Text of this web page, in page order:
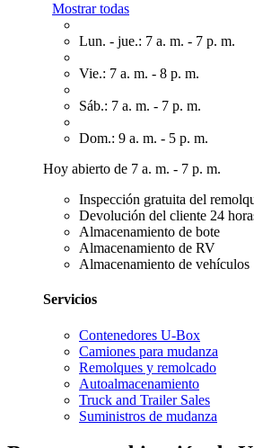
Mostrar todas
Lun. - jue.: 7 a. m. - 7 p. m.
Vie.: 7 a. m. - 8 p. m.
Sáb.: 7 a. m. - 7 p. m.
Dom.: 9 a. m. - 5 p. m.
Hoy abierto de 7 a. m. - 7 p. m.
Inspección gratuita del
Devolución del cliente 24
Almacenamiento de bote
Almacenamiento de RV
Almacenamiento de vehículos
Servicios
Contenedores U-Box
Camiones para mudanza
Remolques y remolcado
Autoalmacenamiento
Truck and Trailer Sales
Suministros de mudanza